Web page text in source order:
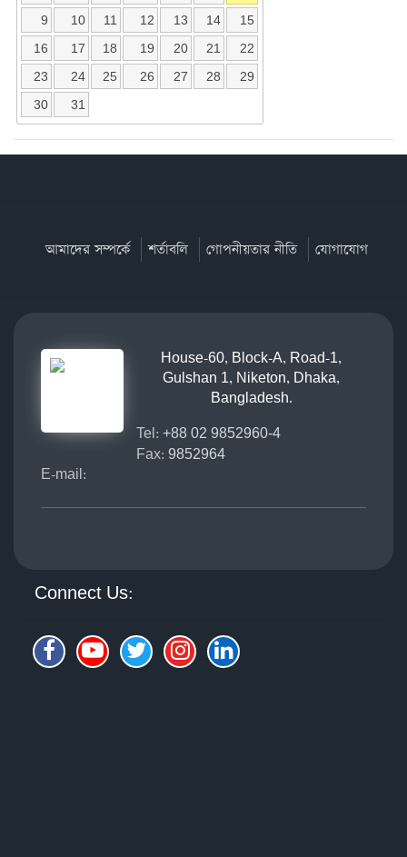
9
10 11 12 13 14
15
16
17 18 19 20 21
22
23
24 25 26 27 28
29
30
31
আমাদের সম্পর্কে শর্তাবলি গোপনীয়তার নীতি যোগাযোগ
House-60, Block-A, Road-1,
Gulshan 1, Niketon, Dhaka,
Bangladesh.
Tel: +88 02 9852960-4
Fax: 9852964
E-mail:
Connect Us: